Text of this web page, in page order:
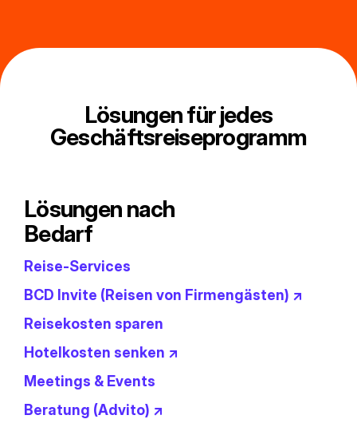
Lösungen für jedes
Geschäftsreiseprogramm
Lösungen nach
Bedarf
Reise-Services
BCD Invite (Reisen von Firmengästen) ↗
Reisekosten sparen
Hotelkosten senken ↗
Meetings & Events
Beratung (Advito) ↗